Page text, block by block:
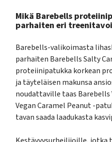
Mikä Barebells
parhaiten eri
Barebells-valikoimasta
parhaiten Barebells Salty
proteiinipatukka korkean
ja täyteläisen makunsa
noudattaville taas Barebells
Vegan Caramel Peanut -
tavan saada laadukasta